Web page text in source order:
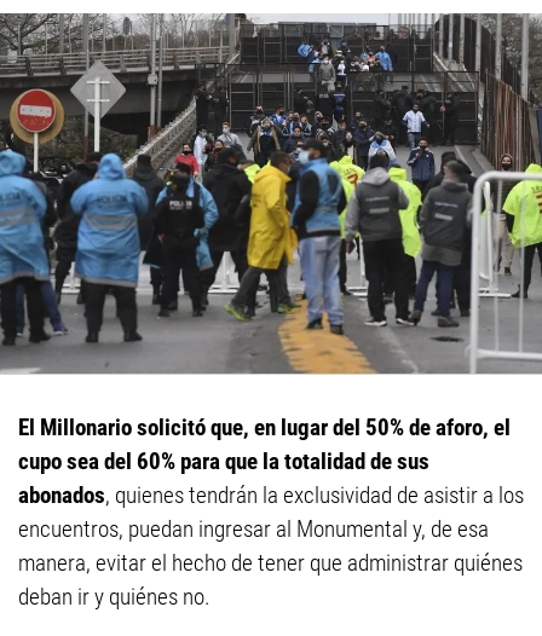
El Millonario solicitó que, en lugar del 50% de aforo, el
cupo sea del 60% para que la totalidad de sus
abonados, quienes tendrán la exclusividad de asistir a los
encuentros, puedan ingresar al Monumental y, de esa
manera, evitar el hecho de tener que administrar quiénes
deban ir y quiénes no.